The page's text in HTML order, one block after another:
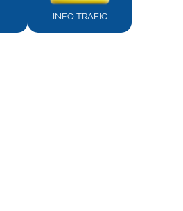
INFO TRAFIC